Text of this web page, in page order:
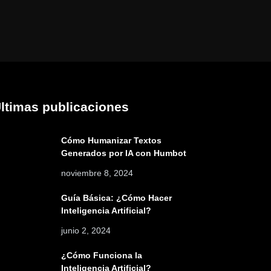
publicaciones
Cómo Humanizar Textos
Generados por IA con Humbot
noviembre 8, 2024
Guía Básica: ¿Cómo Hacer
Inteligencia Artificial?
junio 2, 2024
¿Cómo Funciona la
Inteligencia Artificial?